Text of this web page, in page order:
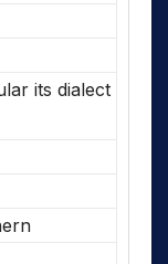
its dialect